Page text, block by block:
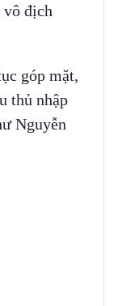
vô địch
góp mặt,
thủ nhập
Nguyễn